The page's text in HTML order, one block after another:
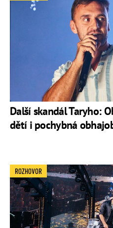
Další skandál Taryho:
dětí i pochybná
ROZHOVOR